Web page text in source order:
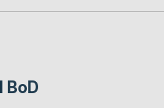
BoD